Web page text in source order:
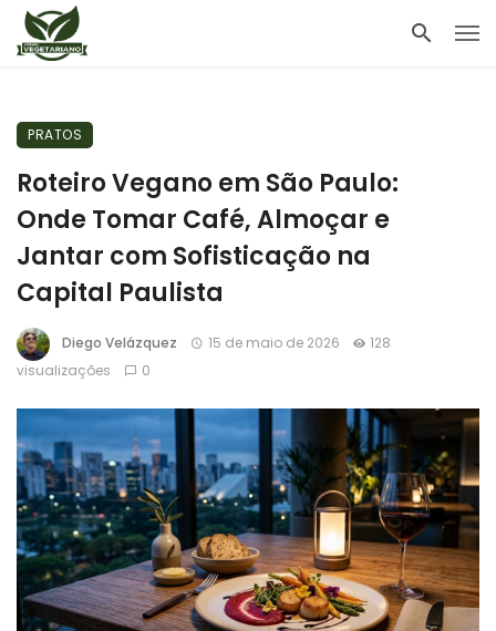
PRATOS
Roteiro Vegano em São Paulo:
Onde Tomar Café, Almoçar e
Jantar com Sofisticação na
Capital Paulista
Diego Velázquez 15 de maio de 2026
128
visualizações
0